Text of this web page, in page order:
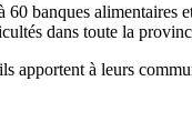
banques alimentaires
dans toute la
apportent à leurs